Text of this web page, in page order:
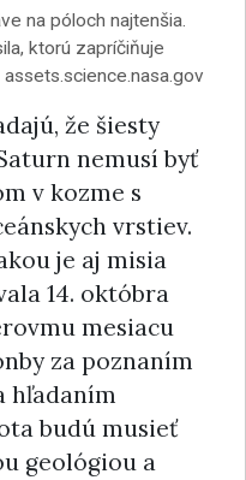
na póloch najtenšia.
ktorú zapríčiňuje
že šiesty
nemusí byť
v kozme s
vrstiev.
je aj misia
14. októbra
mesiacu
za poznaním
hľadaním
budú musieť
geológiou a